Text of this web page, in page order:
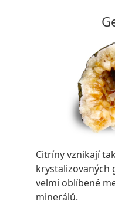
Citríny vznikají
krystalizovaných
velmi oblíbené
minerálů.